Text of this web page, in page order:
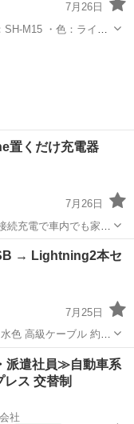
7月26日
M15 ・色：ライト
くだけ充電器
7月26日
品で未開封でしたが写
ていません。 完璧
→ Lightning2本セ
7月25日
1.2m どちらも
プで 耐久性...
派遣社員≫自動車系
ス 交替制
社